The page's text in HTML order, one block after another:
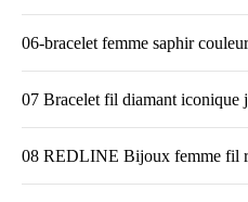
06-bracelet femme saphir
07 Bracelet fil diamant iconique
08 REDLINE Bijoux femme fil